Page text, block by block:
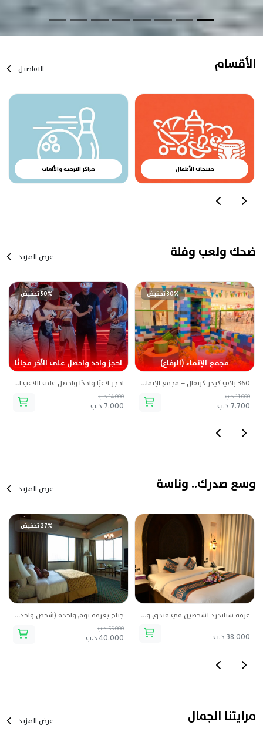
الأقسام التفاصيل
منتجات الأطفال مراكز الترفيه والألعاب
ضحك ولعب وفلة عرض المزيد
مجمع الإنماء (الرفاع)
30% تخفيض
360 بلاي كيدز كرنفال – مجمع الإنماء (الرفاع)
11.000 د.ب
7.700 د.ب
احجز واحد واحصل على الآخر مجانًا
50% تخفيض
احجز لاعبًا واحدًا واحصل على اللاعب الثاني مجانًا من عالم آخر ساحة الواقع الافتراضي
14.000 د.ب
7.000 د.ب
وسع صدرك.. وناسة عرض المزيد
غرفة ستاندرد لشخصين في فندق وسبا سافوي غراند
38.000 د.ب
27% تخفيض
جناح بغرفة نوم واحدة (شخص واحد) من اليت منتجع وسبا
55.000 د.ب
40.000 د.ب
مرايتنا الجمال عرض المزيد